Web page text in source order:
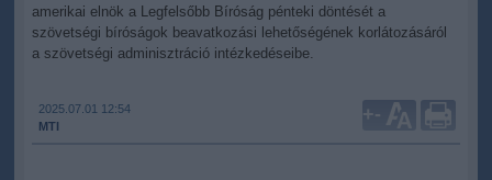
amerikai elnök a Legfelsőbb Bíróság pénteki döntését a
szövetségi bíróságok beavatkozási lehetőségének korlátozásáról
a szövetségi adminisztráció intézkedéseibe.
2025.07.01 12:54
MTI
+-